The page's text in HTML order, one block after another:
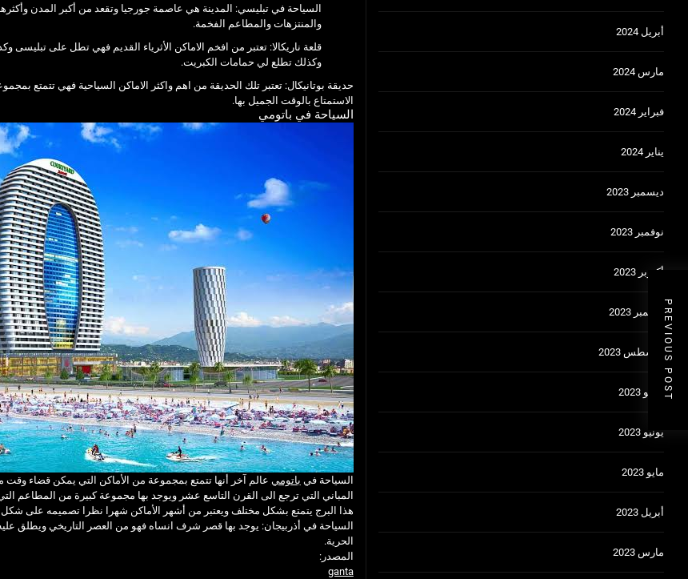
السياحة في تبليسي: المدينة هي عاصمة جورجيا وتقعد من أكبر المدن
والمنتزهات والمطاعم الفخمة.
قلعة ناريكالا: تعتبر من افخم الاماكن الأثرياء القديم فهي تطل على
وكذلك تطلع لي حمامات الكبريت.
حديقة بوتانيكال: تعتبر تلك الحديقة من اهم واكثر الاماكن السياحية فهي تتمتع
الاستمتاع بالوقت الجميل بها.
السياحة في باتومي
السياحة في باتومي عالم آخر أنها تتمتع بمجموعة من الأماكن التي يمكن قضاء وقت
المباني التي ترجع الى القرن التاسع عشر ويوجد بها مجموعة كبيرة من المطاعم
هذا البرج يتمتع بشكل مختلف ويعتبر من أشهر الأماكن شهرا نظرا تصميمه على
السياحة في أذربيجان: يوجد بها قصر شرف انساه فهو من العصر التاريخي ويطلق
الحرية.
المصدر:
ganta
PREVIOUS POST
أبريل 2024
مارس 2024
فبراير 2024
يناير 2024
ديسمبر 2023
نوفمبر 2023
أكتوبر 2023
سبتمبر 2023
أغسطس 2023
يوليو 2023
يونيو 2023
مايو 2023
أبريل 2023
مارس 2023